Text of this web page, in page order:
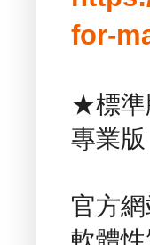
for-
★標準
專業
官方網